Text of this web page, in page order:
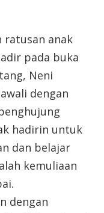
ratusan anak
pada buka
Neni
dengan
hadirin untuk
dan belajar
kemuliaan
dengan